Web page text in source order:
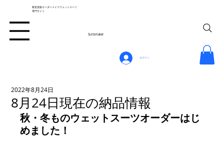
Suitsmaker
製造直販オーダーメイドウェットスーツ
専門サイト
ログイン
8月24日現在の納品情報
2022年8月24日
秋・冬ものウェットスーツオーダーはじ
めました！